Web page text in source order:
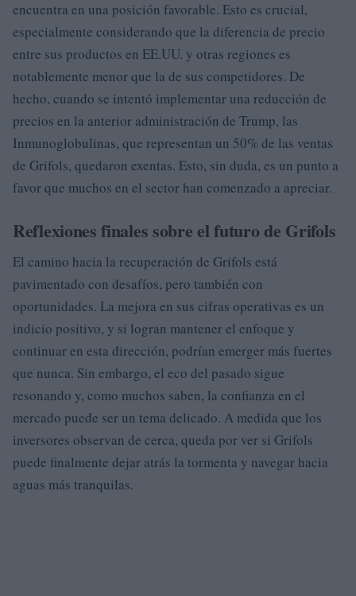
encuentra en una posición favorable. Esto es crucial,
especialmente considerando que la diferencia de precio
entre sus productos en EE.UU. y otras regiones es
notablemente menor que la de sus competidores. De
hecho, cuando se intentó implementar una reducción de
precios en la anterior administración de Trump, las
Inmunoglobulinas, que representan un 50% de las ventas
de Grifols, quedaron exentas. Esto, sin duda, es un punto a
favor que muchos en el sector han comenzado a apreciar.
Reflexiones finales sobre el futuro de Grifols
El camino hacia la recuperación de Grifols está
pavimentado con desafíos, pero también con
oportunidades. La mejora en sus cifras operativas es un
indicio positivo, y si logran mantener el enfoque y
continuar en esta dirección, podrían emerger más fuertes
que nunca. Sin embargo, el eco del pasado sigue
resonando y, como muchos saben, la confianza en el
mercado puede ser un tema delicado. A medida que los
inversores observan de cerca, queda por ver si Grifols
puede finalmente dejar atrás la tormenta y navegar hacia
aguas más tranquilas.